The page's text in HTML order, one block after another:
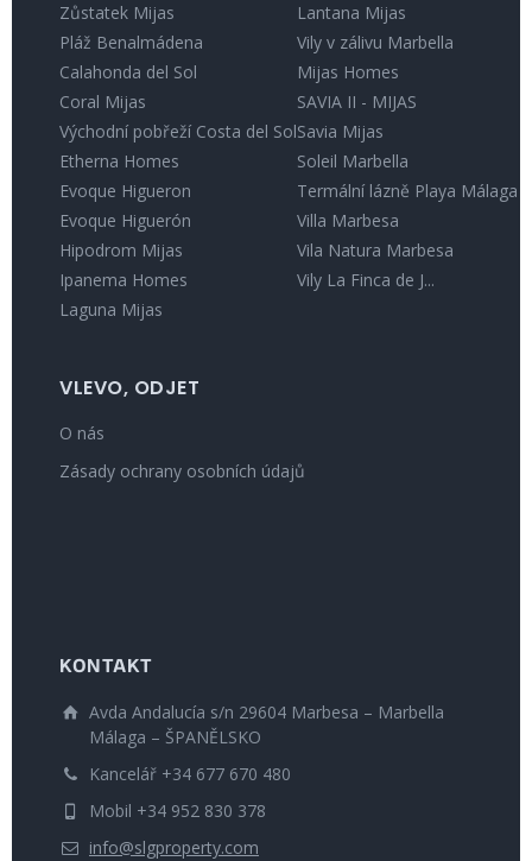
Zůstatek Mijas
Pláž Benalmádena
Calahonda del Sol
Coral Mijas
Východní pobřeží Costa del Sol
Etherna Homes
Evoque Higueron
Evoque Higuerón
Hipodrom Mijas
Ipanema Homes
Laguna Mijas
Lantana Mijas
Vily v zálivu Marbella
Mijas Homes
SAVIA II - MIJAS
Savia Mijas
Soleil Marbella
Termální lázně Playa Málaga
Villa Marbesa
Vila Natura Marbesa
Vily La Finca de J...
VLEVO, ODJET
O nás
Zásady ochrany osobních údajů
KONTAKT
Avda Andalucía s/n 29604 Marbesa – Marbella
Málaga – ŠPANĚLSKO
Kancelář +34 677 670 480
Mobil +34 952 830 378
info@slgproperty.com